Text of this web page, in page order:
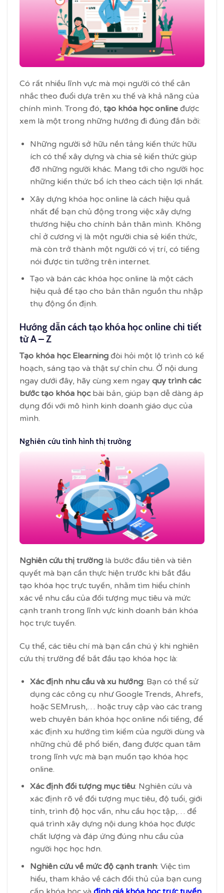
Có rất nhiều lĩnh vực mà mọi người có thể cân
nhắc theo đuổi dựa trên xu thế và khả năng của
chính mình. Trong đó, tạo khóa học online được
xem là một trong những hướng đi đúng đắn bởi:
Những người sở hữu nền tảng kiến thức hữu
ích có thể xây dựng và chia sẻ kiến thức giúp
đỡ những người khác. Mang tới cho người học
những kiến thức bổ ích theo cách tiện lợi nhất.
Xây dựng khóa học online là cách hiệu quả
nhất để bạn chủ động trong việc xây dựng
thương hiệu cho chính bản thân mình. Không
chỉ ở cương vị là một người chia sẻ kiến thức,
mà còn trở thành một người có vị trí, có tiếng
nói được tin tưởng trên internet.
Tạo và bán các khóa học online là một cách
hiệu quả để tạo cho bản thân nguồn thu nhập
thụ động ổn định.
Hướng dẫn cách tạo khóa học online chi tiết
từ A – Z
Tạo khóa học Elearning đòi hỏi một lộ trình có kế
hoạch, sáng tạo và thật sự chỉn chu. Ở nội dung
ngay dưới đây, hãy cùng xem ngay quy trình các
bước tạo khóa họcbài bản, giúp bạn dễ dàng áp
dụng đối với mô hình kinh doanh giáo dục của
mình.
Nghiên cứu tình hình thị trường
Nghiên cứu thị trường là bước đầu tiên và tiên
quyết mà bạn cần thực hiện trước khi bắt đầu
tạo khóa học trực tuyến, nhằm tìm hiểu chính
xác về nhu cầu của đối tượng mục tiêu và mức
cạnh tranh trong lĩnh vực kinh doanh bán khóa
học trực tuyến.
Cụ thể, các tiêu chí mà bạn cần chú ý khi nghiên
cứu thị trường để bắt đầu tạo khóa học là:
Xác định nhu cầu và xu hướng: Bạn có thể sử
dụng các công cụ như Google Trends, Ahrefs,
hoặc SEMrush,… hoặc truy cập vào các trang
web chuyên bán khóa học online nổi tiếng, để
xác định xu hướng tìm kiếm của người dùng và
những chủ đề phổ biến, đang được quan tâm
trong lĩnh vực mà bạn muốn tạo khóa học
online.
Xác định đối tượng mục tiêu: Nghiên cứu và
xác định rõ về đối tượng mục tiêu, độ tuổi, giới
tính, trình độ học vấn, nhu cầu học tập,… để
quá trình xây dựng nội dung khóa học được
chất lượng và đáp ứng đúng nhu cầu của
người học học hơn.
Nghiên cứu về mức độ cạnh tranh: Việc tìm
hiểu, tham khảo về cách đối thủ của bạn cung